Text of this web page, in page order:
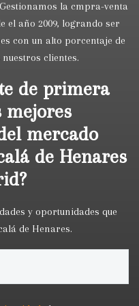
la cmpra-venta
el año 2009, logrando ser
con un alto porcentaje de
clientes.
de primera
mejores
mercado
de Henares
y oportunidades que
de Henares.